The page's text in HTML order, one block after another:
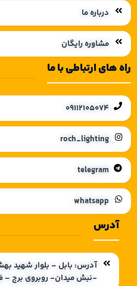
درباره ما
مشاوره رایگان
راه های ارتباطی با ما
09112105074
roch_lighting
telegram
whatsapp
آدرس
آدرس: بابل – بلوار شهید
-نبش میدان- روبروی برج –